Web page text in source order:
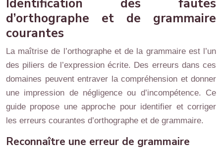
d’orthographe et de grammaire
courantes
La maîtrise de l’orthographe et de la grammaire est l’un
des piliers de l’expression écrite. Des erreurs dans ces
domaines peuvent entraver la compréhension et donner
une impression de négligence ou d’incompétence. Ce
guide propose une approche pour identifier et corriger
les erreurs courantes d’orthographe et de grammaire.
Reconnaître une erreur de grammaire